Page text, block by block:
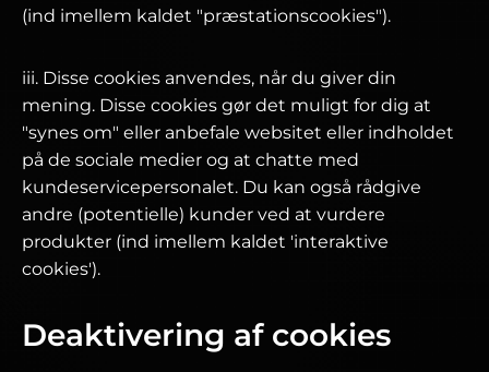
(ind imellem kaldet "præstationscookies").
iii. Disse cookies anvendes, når du giver din
mening. Disse cookies gør det muligt for dig at
"synes om" eller anbefale websitet eller indholdet
på de sociale medier og at chatte med
kundeservicepersonalet. Du kan også rådgive
andre (potentielle) kunder ved at vurdere
produkter (ind imellem kaldet 'interaktive
cookies').
Deaktivering af cookies